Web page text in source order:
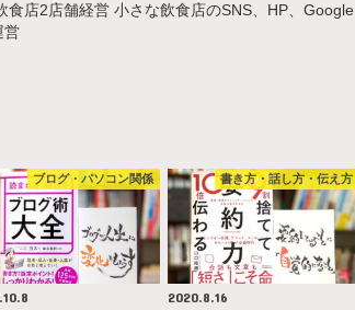
店2店舗経営 小さな飲食店のSNS、HP、Google
営
ブログ・パソコン関係 書き方・話し方・伝え方
2020.8.16